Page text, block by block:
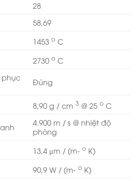
28
58,69
1453o C
2730o C
phục
Đúng
8,90 g / cm3 @ 25o C
4.900 m / s @ nhiệt độ
phòng
13,4 μm / (m-o K)
90,9 W / (m-o K)